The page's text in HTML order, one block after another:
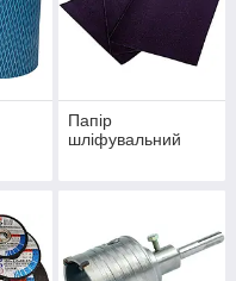
Папір
шліфувальний